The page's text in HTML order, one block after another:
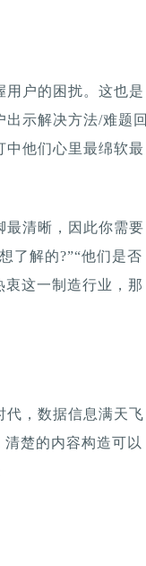
用户的困扰。这也是
示解决方法/难题回
中他们心里最绵软最
最清晰，因此你需要
了解的?”“他们是否
这一制造行业，那
代，数据信息满天飞
楚的内容构造可以